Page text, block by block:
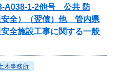
A038-1-2他号 公共 防
安全）（翌債）他 管内県
全施設工事に関する一般
木事務所